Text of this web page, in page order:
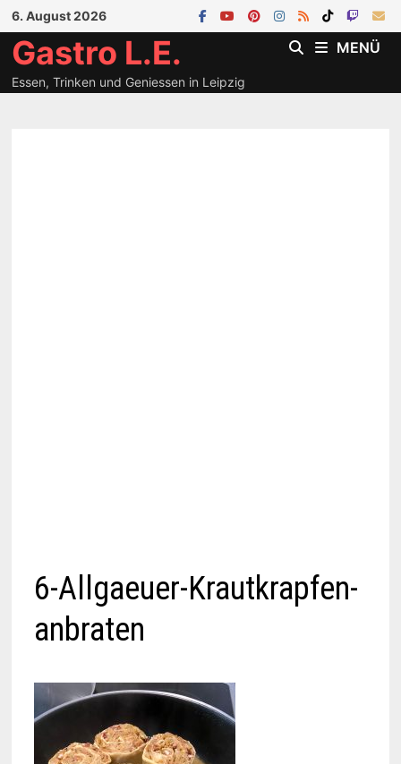
Zum
Inhalt
springen
6. August 2026
Gastro L.E.
Essen, Trinken und Geniessen in Leipzig
MENÜ
6-Allgaeuer-Krautkrapfen-
anbraten